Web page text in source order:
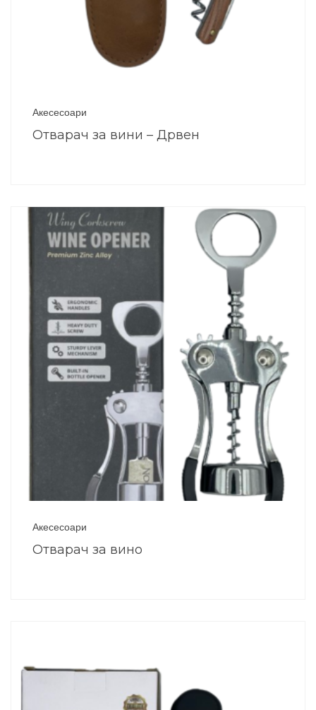
Акесесоари
Отварач за вини – Дрвен
Акесесоари
Отварач за вино